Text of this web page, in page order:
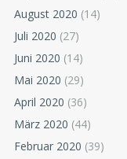
August 2020 (14)
Juli 2020 (27)
Juni 2020 (14)
Mai 2020 (29)
April 2020 (36)
März 2020 (44)
Februar 2020 (39)